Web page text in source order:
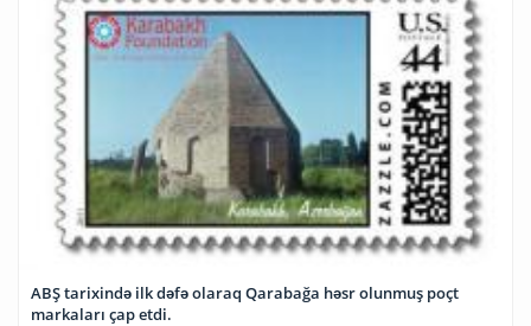
ABŞ tarixində ilk dəfə olaraq Qarabağa həsr olunmuş poçt
markaları çap etdi.